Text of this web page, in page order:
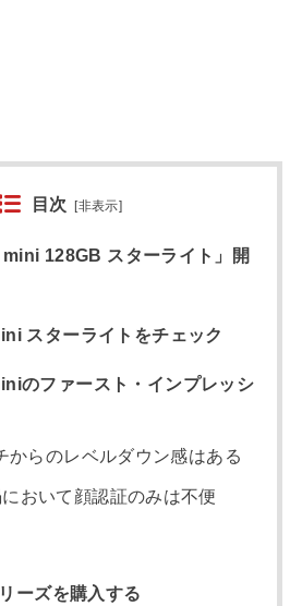
目次 [非表示]
128GB スターライト」開
スターライトをチェック
のファースト・インプレッシ
からのレベルダウン感はある
おいて顔認証のみは不便
ーズを購入する